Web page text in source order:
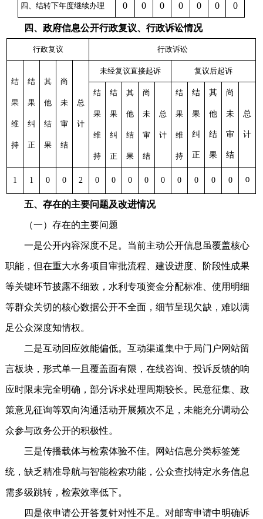
四、结转下年度继续办理 0 0 0 0 0 0 0
四、政府信息公开行政复议、行政诉讼情况
行政复议 行政诉讼
结
果
维
持
结
果
纠
正
其
他
结
果
尚
未
审
结
总
计
未经复议直接起诉 复议后起诉
结
果
维
持
结
果
纠
正
其
他
结
果
尚
未
审
结
总
计
结
果
维
持
结
果
纠
正
其
他
结
果
尚
未
审
结
总
计
1 1 0 0 2 0 0 0 0 0 0 0 0 0 0
五、存在的主要问题及改进情况
（一）存在的主要问题
一是公开内容深度不足。当前主动公开信息虽覆盖核心
职能，但在重大水务项目审批流程、建设进度、阶段性成果
等关键环节披露不细致，水利专项资金分配标准、使用明细
等群众关切的核心数据公开不全面，细节呈现欠缺，难以满
足公众深度知情权。
二是互动回应效能偏低。互动渠道集中于局门户网站留
言板块，形式单一且覆盖面有限，在线咨询、投诉反馈的响
应时限未完全明确，部分诉求处理周期较长。民意征集、政
策意见征询等双向沟通活动开展频次不足，未能充分调动公
众参与政务公开的积极性。
三是传播载体与检索体验不佳。网站信息分类标签笼
统，缺乏精准导航与智能检索功能，公众查找特定水务信息
需多级跳转，检索效率低下。
四是依申请公开答复针对性不足。对邮寄申请中明确诉